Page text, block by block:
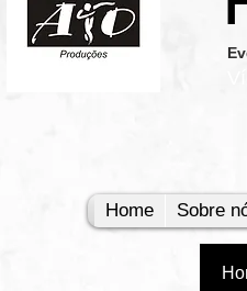
Home Sobre